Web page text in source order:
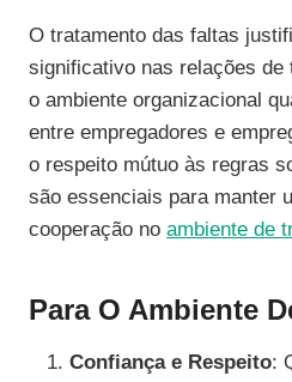
O tratamento das faltas
significativo nas relações de
o ambiente organizacional
entre empregadores e
o respeito mútuo às regras
são essenciais para manter
cooperação no ambiente de
Para O Ambiente
Confiança e Respeito: